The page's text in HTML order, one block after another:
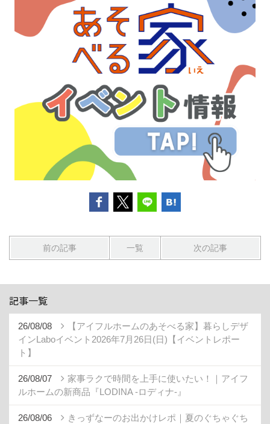
前の記事 一覧 次の記事
記事一覧
26/08/08
【アイフルホームのあそべる家】暮らしデザ
インLaboイベント2026年7月26日(日)【イベントレポー
ト】
26/08/07
家事ラクで時間を上手に使いたい！｜アイフ
ルホームの新商品『LODINA -ロディナ-』
26/08/06
きっずなーのお出かけレポ｜夏のぐちゃぐち